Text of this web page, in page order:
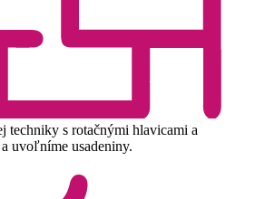
techniky s rotačnými hlavicami a
uvoľníme usadeniny.